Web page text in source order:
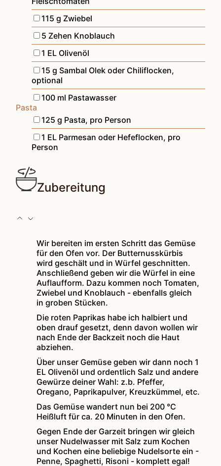
▢
115 g Zwiebel
▢
5 Zehen Knoblauch
▢
1 EL Olivenöl
▢
15 g Sambal Olek oder Chiliflocken,
optional
▢
100 ml Pastawasser
Pasta
▢
125 g Pasta, pro Person
▢
1 EL Parmesan oder Hefeflocken, pro
Person
Zubereitung
Wir bereiten im ersten Schritt das Gemüse
für den Ofen vor. Der Butternusskürbis
wird geschält und in Würfel geschnitten.
Anschließend geben wir die Würfel in eine
Auflaufform. Dazu kommen noch Tomaten,
Zwiebel und Knoblauch - ebenfalls gleich
in groben Stücken.
Die roten Paprikas habe ich halbiert und
oben drauf gesetzt, denn davon wollen wir
nach Ende der Backzeit noch die Haut
abziehen.
Über unser Gemüse geben wir dann noch 1
EL Olivenöl und ordentlich Salz und andere
Gewürze deiner Wahl: z.b. Pfeffer,
Oregano, Paprikapulver, Kreuzkümmel, etc.
Das Gemüse wandert nun bei 200 °C
Heißluft für ca. 20 Minuten in den Ofen.
Gegen Ende der Garzeit bringen wir gleich
unser Nudelwasser mit Salz zum Kochen
und Kochen eine beliebige Nudelsorte ein -
Penne, Spaghetti, Risoni - komplett egal!